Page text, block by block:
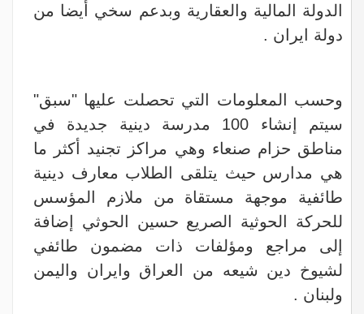
الدولة المالية والعقارية وبدعم سخي أيضا من
دولة ايران .
وحسب المعلومات التي تحصلت عليها "سبق"
سيتم إنشاء 100 مدرسة دينية جديدة في
مناطق حزام صنعاء وهي مراكز تجنيد أكثر ما
هي مدارس حيث يتلقى الطلاب معارف دينية
طائفية موجهة مستقاة من ملازم المؤسس
للحركة الحوثية الصريع حسين الحوثي إضافة
إلى مراجع ومؤلفات ذات مضمون طائفي
لشيوخ دين شيعه من العراق وايران واليمن
ولبنان .